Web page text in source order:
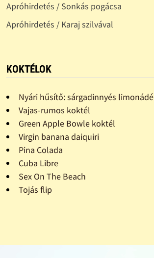
Apróhirdetés / Sonkás pogácsa
Apróhirdetés / Karaj szilvával
KOKTÉLOK
Nyári hűsítő: sárgadinnyés limonádé
Vajas-rumos koktél
Green Apple Bowle koktél
Virgin banana daiquiri
Pina Colada
Cuba Libre
Sex On The Beach
Tojás flip